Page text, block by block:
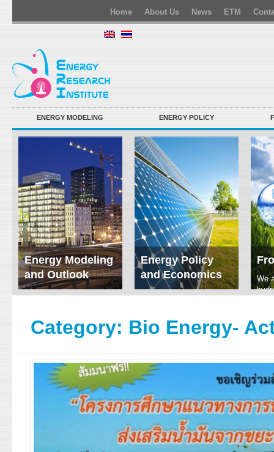
Home About Us News ETM
ENERGY MODELING ENERGY POLICY
Energy Modeling
and Outlook
ERI conducts rigorous
demand of various
energy-consuming
have been used for …
Energy Policy
and Economics
We focus on solar
economics, and solar PV
solar collectors for …
Read More
We
Category: Bio Energy-